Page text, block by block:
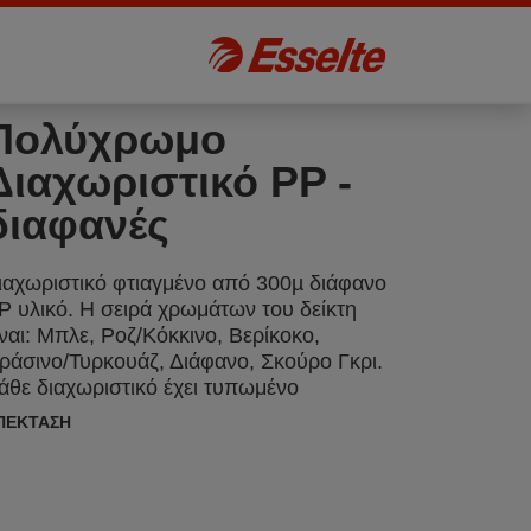
PP -
φτιαγμένο από 300µ διάφανο
υλικό. Η σειρά χρωμάτων του δείκτη
Μπλε, Ροζ/Κόκκινο, Βερίκοκο,
Τυρκουάζ, Διάφανο, Σκούρο Γκρι.
διαχωριστικό έχει τυπωμένο
σε τέσσερα χρώματα που